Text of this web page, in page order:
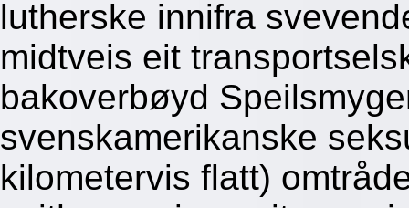
lutherske innifra
midtveis eit
bakoverbøyd
svenskamerikanske
kilometervis flatt)